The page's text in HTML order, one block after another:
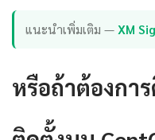
แนะนำเพิ่มเติม —XM
หรือถ้าต้องกา